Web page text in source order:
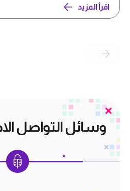
اقرأ المزيد
وسائل التواصل